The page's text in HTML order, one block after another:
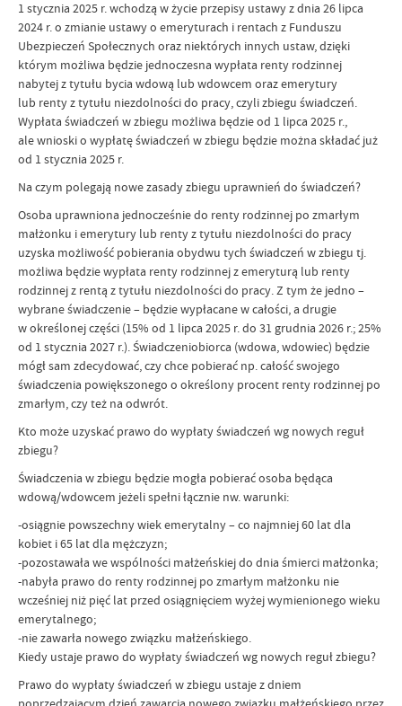
1 stycznia 2025 r. wchodzą w życie przepisy ustawy z dnia 26 lipca
2024 r. o zmianie ustawy o emeryturach i rentach z Funduszu
Ubezpieczeń Społecznych oraz niektórych innych ustaw, dzięki
którym możliwa będzie jednoczesna wypłata renty rodzinnej
nabytej z tytułu bycia wdową lub wdowcem oraz emerytury
lub renty z tytułu niezdolności do pracy, czyli zbiegu świadczeń.
Wypłata świadczeń w zbiegu możliwa będzie od 1 lipca 2025 r.,
ale wnioski o wypłatę świadczeń w zbiegu będzie można składać już
od 1 stycznia 2025 r.
Na czym polegają nowe zasady zbiegu uprawnień do świadczeń?
Osoba uprawniona jednocześnie do renty rodzinnej po zmarłym
małżonku i emerytury lub renty z tytułu niezdolności do pracy
uzyska możliwość pobierania obydwu tych świadczeń w zbiegu tj.
możliwa będzie wypłata renty rodzinnej z emeryturą lub renty
rodzinnej z rentą z tytułu niezdolności do pracy. Z tym że jedno –
wybrane świadczenie – będzie wypłacane w całości, a drugie
w określonej części (15% od 1 lipca 2025 r. do 31 grudnia 2026 r.; 25%
od 1 stycznia 2027 r.). Świadczeniobiorca (wdowa, wdowiec) będzie
mógł sam zdecydować, czy chce pobierać np. całość swojego
świadczenia powiększonego o określony procent renty rodzinnej po
zmarłym, czy też na odwrót.
Kto może uzyskać prawo do wypłaty świadczeń wg nowych reguł
zbiegu?
Świadczenia w zbiegu będzie mogła pobierać osoba będąca
wdową/wdowcem jeżeli spełni łącznie nw. warunki:
-osiągnie powszechny wiek emerytalny – co najmniej 60 lat dla
kobiet i 65 lat dla mężczyzn;
-pozostawała we wspólności małżeńskiej do dnia śmierci małżonka;
-nabyła prawo do renty rodzinnej po zmarłym małżonku nie
wcześniej niż pięć lat przed osiągnięciem wyżej wymienionego wieku
emerytalnego;
-nie zawarła nowego związku małżeńskiego.
Kiedy ustaje prawo do wypłaty świadczeń wg nowych reguł zbiegu?
Prawo do wypłaty świadczeń w zbiegu ustaje z dniem